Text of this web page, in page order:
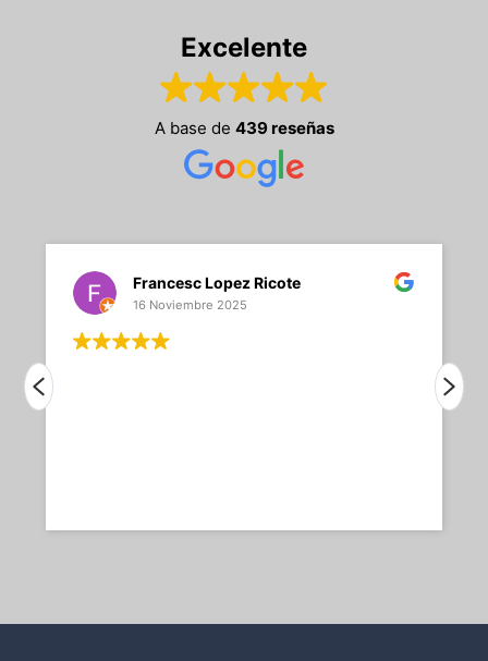
Excelente
A base de 439 reseñas
Francesc Lopez Ricote
16 Noviembre 2025